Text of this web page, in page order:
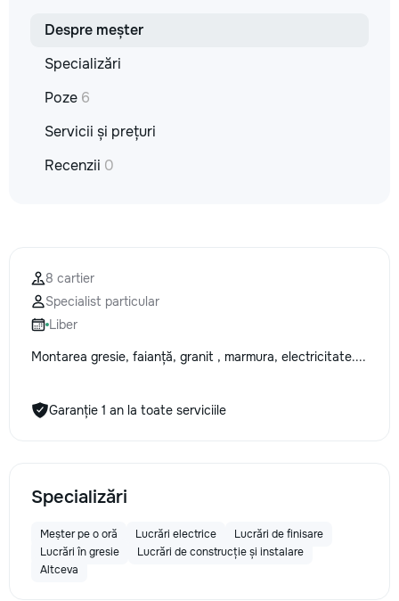
Despre meșter
Specializări
Poze 6
Servicii și prețuri
Recenzii 0
8 cartier
Specialist particular
Liber
Montarea gresie, faianță, granit , marmura, electricitate....
Garanție 1 an la toate serviciile
Specializări
Meșter pe o oră Lucrări electrice
Lucrări de finisare
Lucrări în gresie
Lucrări de construcție și instalare
Altceva